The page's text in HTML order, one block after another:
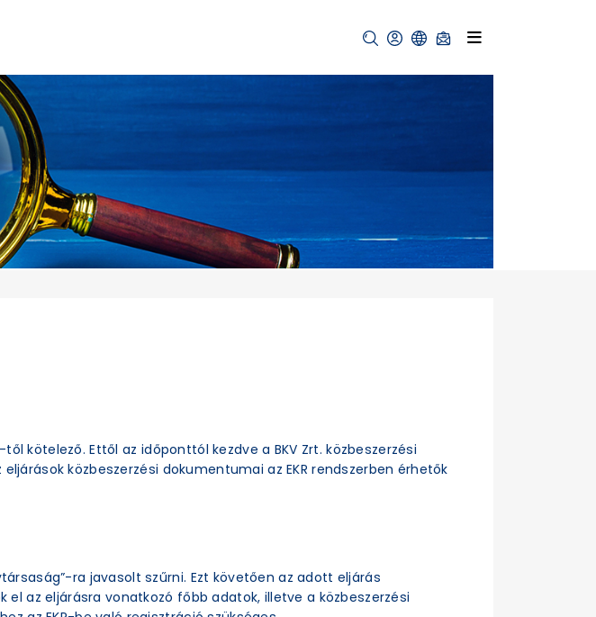
től kötelező. Ettől az időponttól kezdve a BKV Zrt. közbeszerzési
közbeszerzési dokumentumai az EKR rendszerben érhetők
ra javasolt szűrni. Ezt követően az adott eljárás
az eljárásra vonatkozó főbb adatok, illetve a közbeszerzési